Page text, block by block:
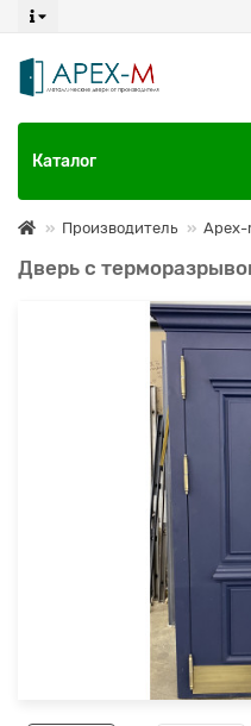
Каталог
Производитель Apex-
Дверь с